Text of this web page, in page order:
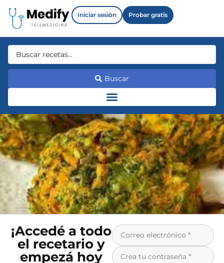
Iniciar sesión Probar gratis
Buscar
¡Accedé a todo
el recetario y
empezá hoy